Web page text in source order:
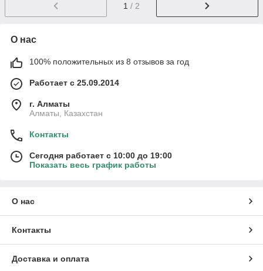
1 / 2
О нас
100% положительных из 8 отзывов за год
Работает с 25.09.2014
г. Алматы
Алматы, Казахстан
Контакты
Сегодня работает с 10:00 до 19:00
Показать весь график работы
О нас
Контакты
Доставка и оплата